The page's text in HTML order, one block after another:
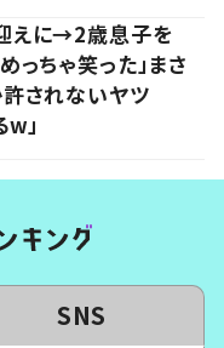
えに→2歳息子を
ちゃ笑った」まさ
されないヤツ
」
SNS